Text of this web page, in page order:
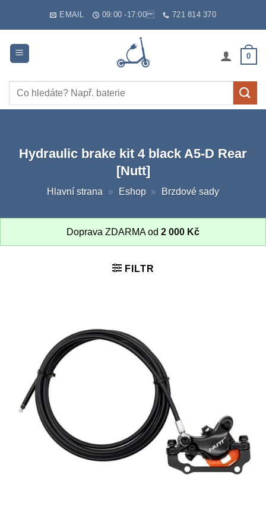
EMAIL 09:00 -17:00 721 814 370
0
Hledat:
Hydraulic brake kit 4 black A5-D Rear
[Nutt]
Hlavní strana » Eshop » Brzdové sady
Doprava ZDARMA od 2 000 Kč
FILTR